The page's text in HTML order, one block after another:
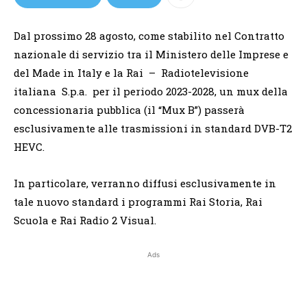
Dal prossimo 28 agosto, come stabilito nel Contratto
nazionale di servizio tra il Ministero delle Imprese e
del Made in Italy e la Rai – Radiotelevisione
italiana S.p.a. per il periodo 2023-2028, un mux della
concessionaria pubblica (il “Mux B”) passerà
esclusivamente alle trasmissioni in standard DVB-T2
HEVC.
In particolare, verranno diffusi esclusivamente in
tale nuovo standard i programmi Rai Storia, Rai
Scuola e Rai Radio 2 Visual.
Ads